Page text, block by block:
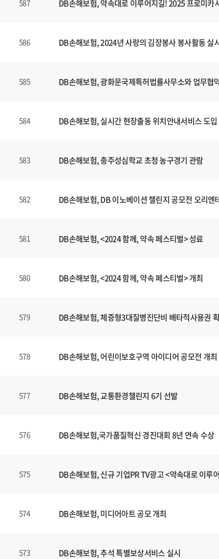
587 DB손해보험, 약속대로 이루어지길! 2025 프로미카
586 DB손해보험, 2024년 사랑의 김장봉사 봉사활동 실
585 DB손해보험, 광화문국제특허법률사무소와 업무협
584 DB손해보험, 실시간 현장출동 위치안내서비스 도입
583 DB손해보험, 충주성심학교 초청 농구경기 관람
582 DB손해보험, DB 이노베이션 챌린지 공모전 오리엔
581 DB손해보험, <2024 함께, 약속 페스티벌> 성료
580 DB손해보험, <2024 함께, 약속 페스티벌> 개최
579 DB손해보험, 체증형3대질병진단비 배타적사용권
578 DB손해보험, 어린이보호구역 아이디어 공모전 개최
577 DB손해보험, 교통환경챌린지 6기 선발
576 DB손해보험,국가품질혁신 경진대회 8년 연속 수상
575 DB손해보험, 신규 기업PR TV광고 <약속대로 이루
574 DB손해보험, 미디어아트 공모 개최
573 DB손해보험, 추석 특별보상서비스 실시